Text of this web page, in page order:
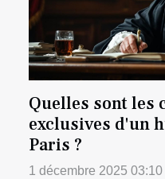
Quelles sont les
exclusives d'un
Paris ?
1 décembre 2025 03:10